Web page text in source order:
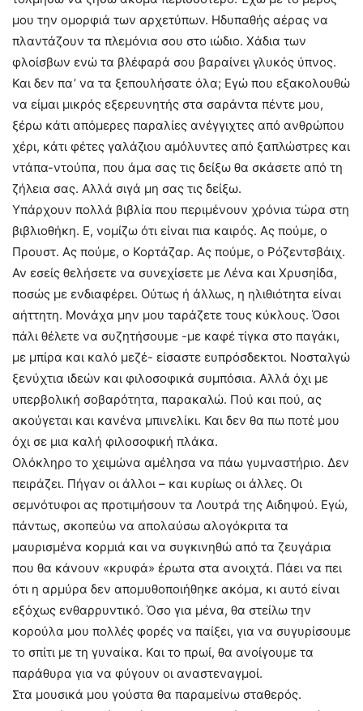
μου την ομορφιά των αρχετύπων. Ηδυπαθής αέρας να
πλαντάζουν τα πλεμόνια σου στο ιώδιο. Χάδια των
φλοίσβων ενώ τα βλέφαρά σου βαραίνει γλυκός ύπνος.
Και δεν πα’ να τα ξεπουλήσατε όλα; Εγώ που εξακολουθώ
να είμαι μικρός εξερευνητής στα σαράντα πέντε μου,
ξέρω κάτι απόμερες παραλίες ανέγγιχτες από ανθρώπου
χέρι, κάτι φέτες γαλάζιου αμόλυντες από ξαπλώστρες και
ντάπα-ντούπα, που άμα σας τις δείξω θα σκάσετε από τη
ζήλεια σας. Αλλά σιγά μη σας τις δείξω.
Υπάρχουν πολλά βιβλία που περιμένουν χρόνια τώρα στη
βιβλιοθήκη. Ε, νομίζω ότι είναι πια καιρός. Ας πούμε, ο
Προυστ. Ας πούμε, ο Κορτάζαρ. Ας πούμε, ο Ρόζεντσβάιχ.
Αν εσείς θελήσετε να συνεχίσετε με Λένα και Χρυσηίδα,
ποσώς με ενδιαφέρει. Ούτως ή άλλως, η ηλιθιότητα είναι
αήττητη. Μονάχα μην μου ταράζετε τους κύκλους. Όσοι
πάλι θέλετε να συζητήσουμε -με καφέ τίγκα στο παγάκι,
με μπίρα και καλό μεζέ- είσαστε ευπρόσδεκτοι. Νοσταλγώ
ξενύχτια ιδεών και φιλοσοφικά συμπόσια. Αλλά όχι με
υπερβολική σοβαρότητα, παρακαλώ. Πού και πού, ας
ακούγεται και κανένα μπινελίκι. Και δεν θα πω ποτέ μου
όχι σε μια καλή φιλοσοφική πλάκα.
Ολόκληρο το χειμώνα αμέλησα να πάω γυμναστήριο. Δεν
πειράζει. Πήγαν οι άλλοι – και κυρίως οι άλλες. Οι
σεμνότυφοι ας προτιμήσουν τα Λουτρά της Αιδηψού. Εγώ,
πάντως, σκοπεύω να απολαύσω αλογόκριτα τα
μαυρισμένα κορμιά και να συγκινηθώ από τα ζευγάρια
που θα κάνουν «κρυφά» έρωτα στα ανοιχτά. Πάει να πει
ότι η αρμύρα δεν απομυθοποιήθηκε ακόμα, κι αυτό είναι
εξόχως ενθαρρυντικό. Όσο για μένα, θα στείλω την
κορούλα μου πολλές φορές να παίξει, για να συγυρίσουμε
το σπίτι με τη γυναίκα. Και το πρωί, θα ανοίγουμε τα
παράθυρα για να φύγουν οι αναστεναγμοί.
Στα μουσικά μου γούστα θα παραμείνω σταθερός.